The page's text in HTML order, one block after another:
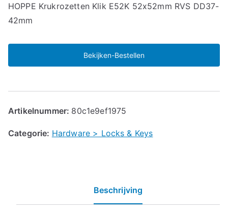
HOPPE Krukrozetten Klik E52K 52x52mm RVS DD37-
42mm
Bekijken-Bestellen
Artikelnummer: 80c1e9ef1975
Categorie: Hardware > Locks & Keys
Beschrijving